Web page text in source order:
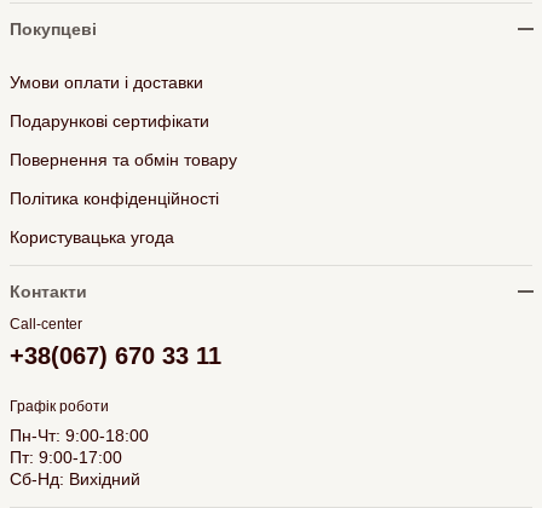
Покупцеві
Умови оплати і доставки
Подарункові сертифікати
Повернення та обмін товару
Політика конфіденційності
Користувацька угода
Контакти
Call-center
+38(067) 670 33 11
Графік роботи
Пн-Чт: 9:00-18:00
Пт: 9:00-17:00
Сб-Нд: Вихідний